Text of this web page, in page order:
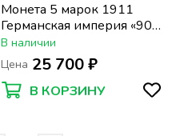
Монета 5 марок 1911
Германская империя «90
лет со дня рождения
Луитпольда Баварского»
(Бавария )
В наличии
Цена 25 700 ₽
В КОРЗИНУ